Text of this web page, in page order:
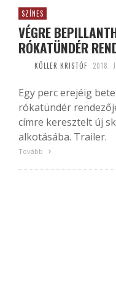
SZÍNES
VÉGRE
RÓKATÜNDÉR
KÖLLER KRISTÓF 2018.
Egy perc erejéig
rókatündér
címre keresztelt új
alkotásába. Trailer.
Tovább